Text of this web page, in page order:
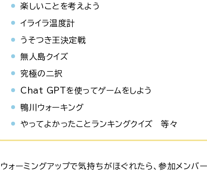
楽しいことを考えよう
イライラ温度計
うそつき王決定戦
無人島クイズ
究極の二択
Chat GPTを使ってゲームをしよう
鴨川ウォーキング
やってよかったことランキングクイズ 等々
ウォーミングアップで気持ちがほぐれたら、参加メンバ